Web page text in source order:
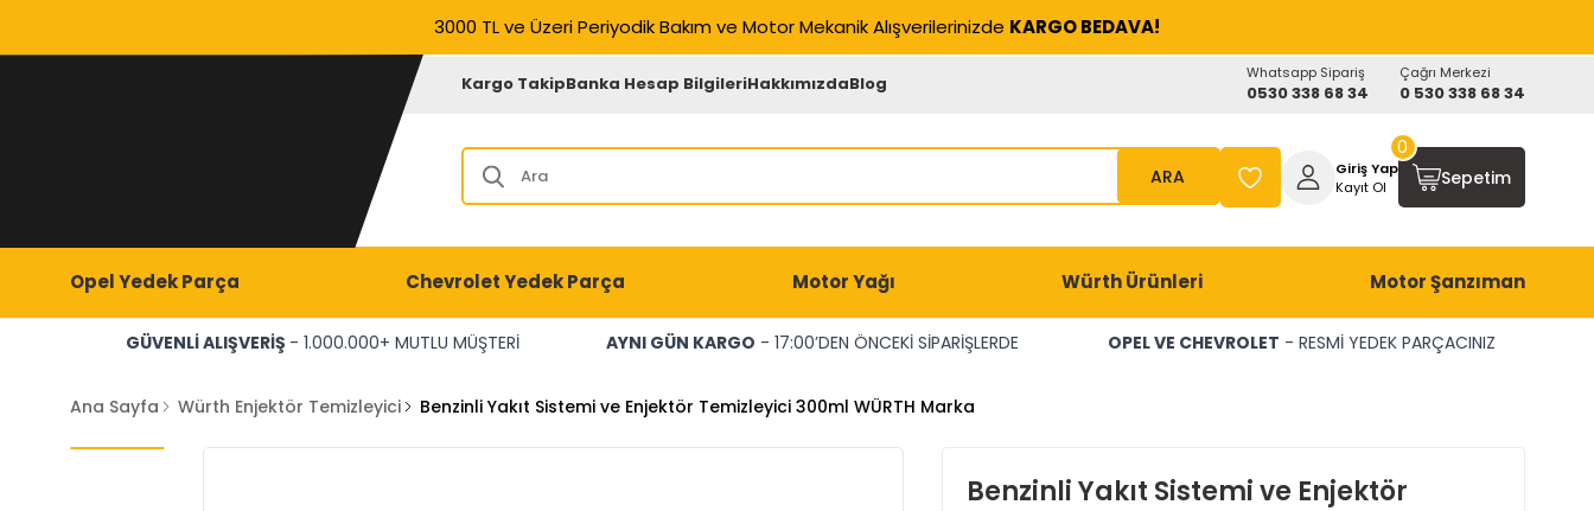
3000 TL ve Üzeri Periyodik Bakım ve Motor Mekanik Alışverilerinizde KARGO BEDAVA!
Kargo TakipBanka Hesap BilgileriHakkımızdaBlog Whatsapp Sipariş
0530 338 68 34
Çağrı Merkezi
0 530 338 68 34
ARA
Giriş Yap
Kayıt Ol
Sepetim
0
Opel Yedek Parça Chevrolet Yedek Parça Motor Yağı Würth Ürünleri Motor Şanzıman
GÜVENLİ ALIŞVERİŞ - 1.000.000+ MUTLU MÜŞTERİ AYNI GÜN KARGO - 17:00’DEN ÖNCEKİ SİPARİŞLERDE OPEL VE CHEVROLET - RESMİ YEDEK PARÇACINIZ
Ana Sayfa Würth Enjektör Temizleyici Benzinli Yakıt Sistemi ve Enjektör Temizleyici 300ml WÜRTH Marka
Benzinli Yakıt Sistemi ve Enjektör